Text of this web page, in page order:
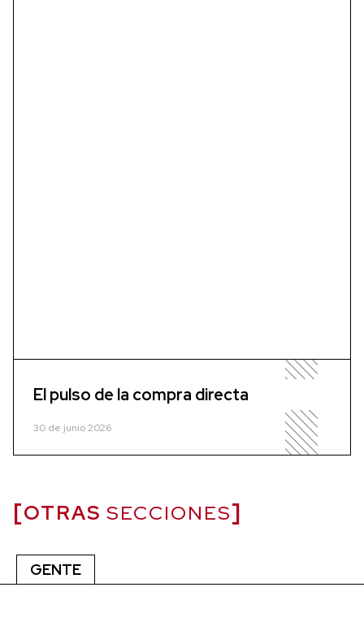
El pulso de la compra directa
30 de junio 2026
OTRAS SECCIONES
GENTE